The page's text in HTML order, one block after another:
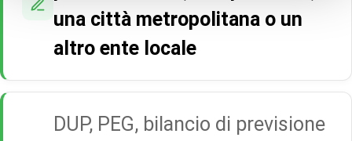
una città metropolitana o un
altro ente locale
DUP, PEG, bilancio di previsione